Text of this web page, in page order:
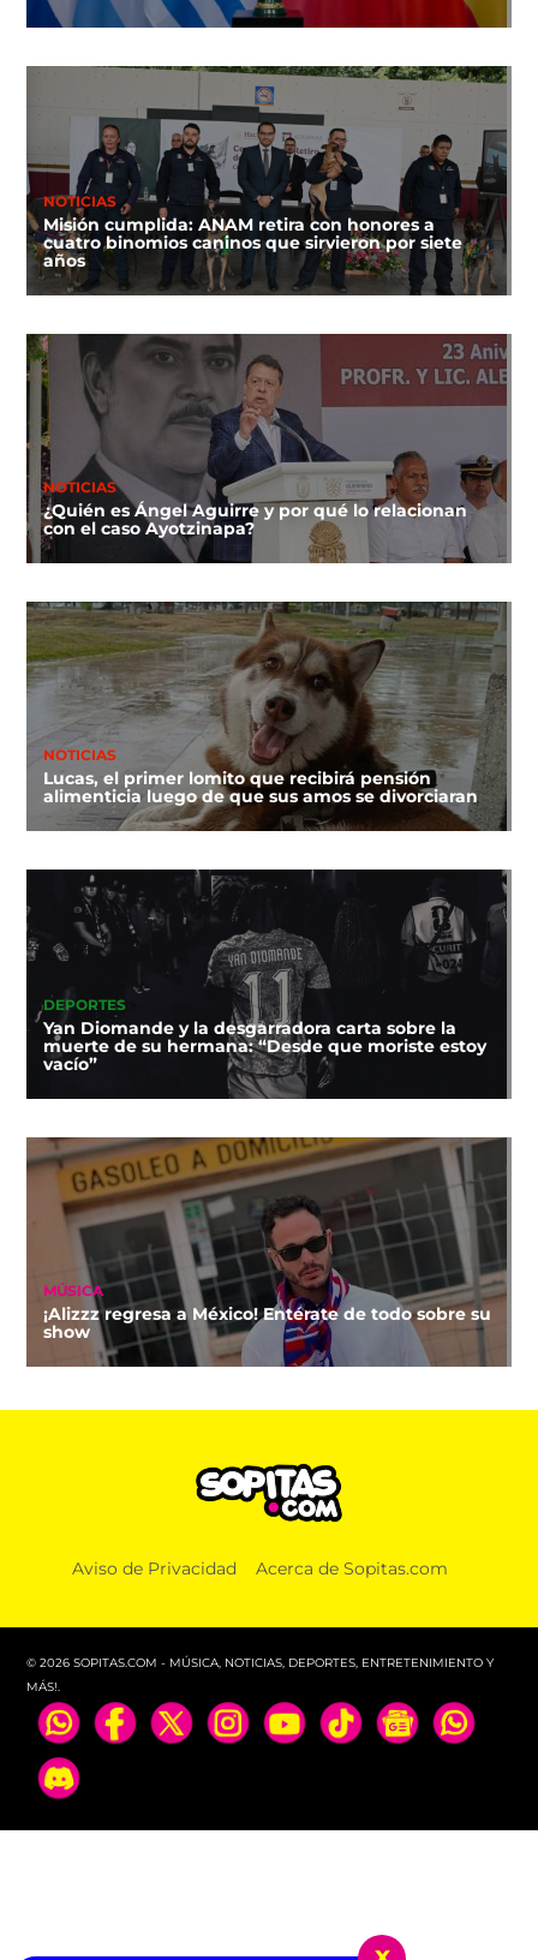
NOTICIAS
Misión cumplida: ANAM retira con honores a
cuatro binomios caninos que sirvieron por siete
años
NOTICIAS
¿Quién es Ángel Aguirre y por qué lo relacionan
con el caso Ayotzinapa?
NOTICIAS
Lucas, el primer lomito que recibirá pensión
alimenticia luego de que sus amos se divorciaran
DEPORTES
Yan Diomande y la desgarradora carta sobre la
muerte de su hermana: “Desde que moriste estoy
vacío”
MÚSICA
¡Alizzz regresa a México! Entérate de todo sobre su
show
Aviso de Privacidad Acerca de Sopitas.com
© 2026 SOPITAS.COM - MÚSICA, NOTICIAS, DEPORTES, ENTRETENIMIENTO Y
MÁS!.